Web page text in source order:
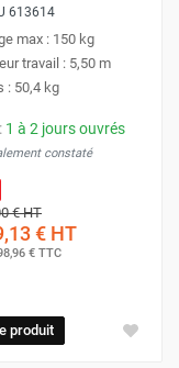
613614
max : 150 kg
travail : 5,50 m
: 50,4 kg
1 à 2 jours ouvrés
constaté
€HT
€ HT
€ TTC
produit